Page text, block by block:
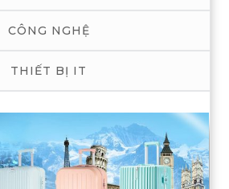
CÔNG NGHỆ
THIẾT BỊ IT